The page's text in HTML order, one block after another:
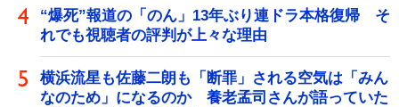
“爆死”報道の「のん」13年ぶり連ドラ本格復帰 そ
れでも視聴者の評判が上々な理由
横浜流星も佐藤二朗も「断罪」される空気は「みん
なのため」になるのか 養老孟司さんが語っていた